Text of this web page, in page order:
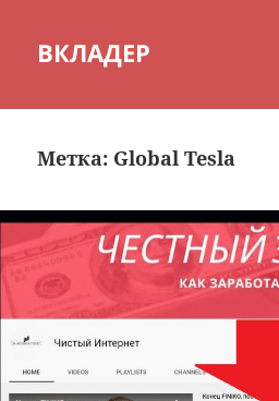
ВКЛАДЕР
Метка: Global Tesla